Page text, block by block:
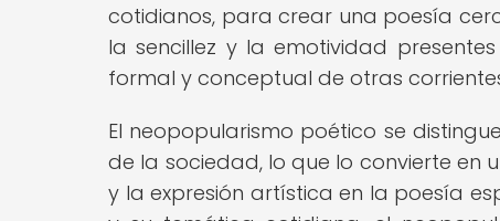
cotidianos, para crear una poesía
la sencillez y la emotividad
formal y conceptual de otras
El neopopularismo poético se
de la sociedad, lo que lo convierte en
y la expresión artística en la poesía